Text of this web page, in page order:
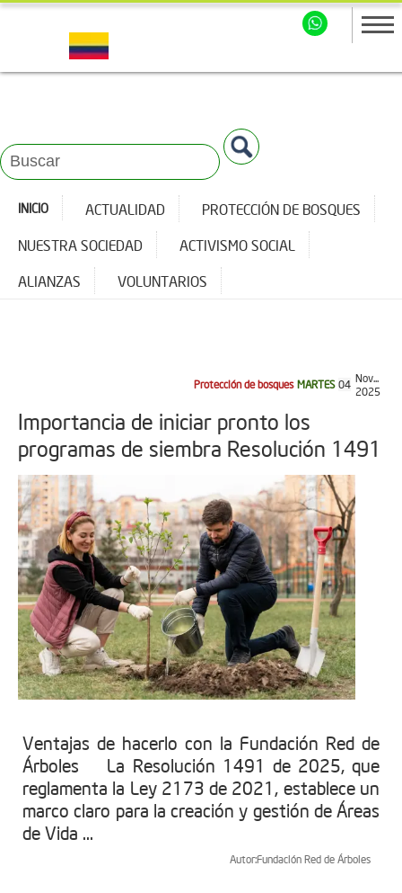
INICIO ACTUALIDAD
PROTECCIÓN DE BOSQUES
NUESTRA SOCIEDAD
ACTIVISMO SOCIAL
ALIANZAS
VOLUNTARIOS
Protección de bosques MARTES 04 Nov...
2025
Importancia de iniciar pronto los
programas de siembra Resolución 1491
Ventajas de hacerlo con la Fundación Red de
Árboles La Resolución 1491 de 2025, que
reglamenta la Ley 2173 de 2021, establece un
marco claro para la creación y gestión de Áreas
de Vida ...
Autor:Fundación Red de Árboles